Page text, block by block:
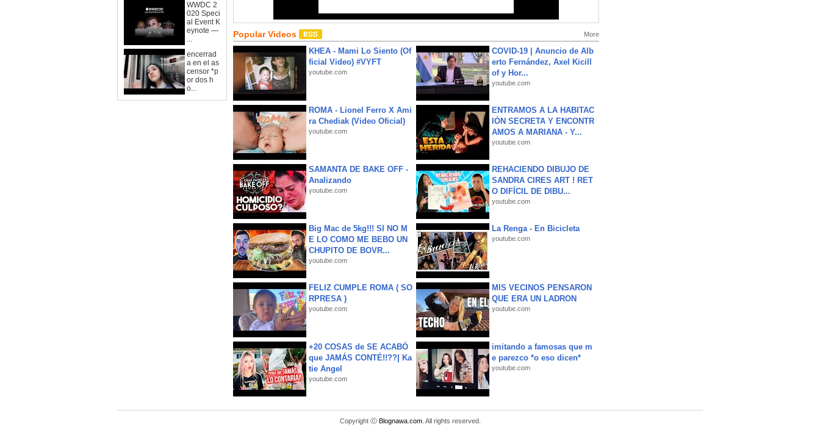
WWDC 2
020 Speci
al Event K
eynote —
...
encerrad
a en el as
censor *p
or dos h
o...
Popular Videos More
KHEA - Mami Lo Siento (Of
ficial Video) #VYFT
youtube.com
COVID-19 | Anuncio de Alb
erto Fernández, Axel Kicill
of y Hor...
youtube.com
ROMA - Lionel Ferro X Ami
ra Chediak (Video Oficial)
youtube.com
ENTRAMOS A LA HABITAC
IÓN SECRETA Y ENCONTR
AMOS A MARIANA - Y...
youtube.com
SAMANTA DE BAKE OFF -
Analizando
youtube.com
REHACIENDO DIBUJO DE
SANDRA CIRES ART ! RET
O DIFÍCIL DE DIBU...
youtube.com
Big Mac de 5kg!!! SI NO M
E LO COMO ME BEBO UN
CHUPITO DE BOVR...
youtube.com
La Renga - En Bicicleta
youtube.com
FELIZ CUMPLE ROMA ( SO
RPRESA )
youtube.com
MIS VECINOS PENSARON
QUE ERA UN LADRON
youtube.com
+20 COSAS de SE ACABÓ
que JAMÁS CONTÉ!!??| Ka
tie Angel
youtube.com
imitando a famosas que m
e parezco *o eso dicen*
youtube.com
Copyright ⓒ Blognawa.com. All rights reserved.